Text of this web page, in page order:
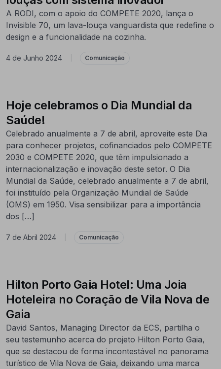
A RODI, com o apoio do COMPETE 2020, lança o
Invisible 70, um lava-louça vanguardista que redefine o
design e a funcionalidade na cozinha.
4 de Junho 2024 Comunicação
Hoje celebramos o Dia Mundial da
Saúde!
Celebrado anualmente a 7 de abril, aproveite este Dia
para conhecer projetos, cofinanciados pelo COMPETE
2030 e COMPETE 2020, que têm impulsionado a
internacionalização e inovação deste setor. O Dia
Mundial da Saúde, celebrado anualmente a 7 de abril,
foi instituído pela Organização Mundial de Saúde
(OMS) em 1950. Visa sensibilizar para a importância
dos […]
7 de Abril 2024 Comunicação
Hilton Porto Gaia Hotel: Uma Joia
Hoteleira no Coração de Vila Nova de
Gaia
David Santos, Managing Director da ECS, partilha o
seu testemunho acerca do projeto Hilton Porto Gaia,
que se destacou de forma incontestável no panorama
turístico de Vila Nova de Gaia, deixando uma marca